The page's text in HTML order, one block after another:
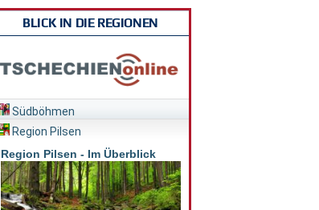
BLICK IN DIE REGIONEN
Südböhmen
Region Pilsen
Region Pilsen - Im Überblick